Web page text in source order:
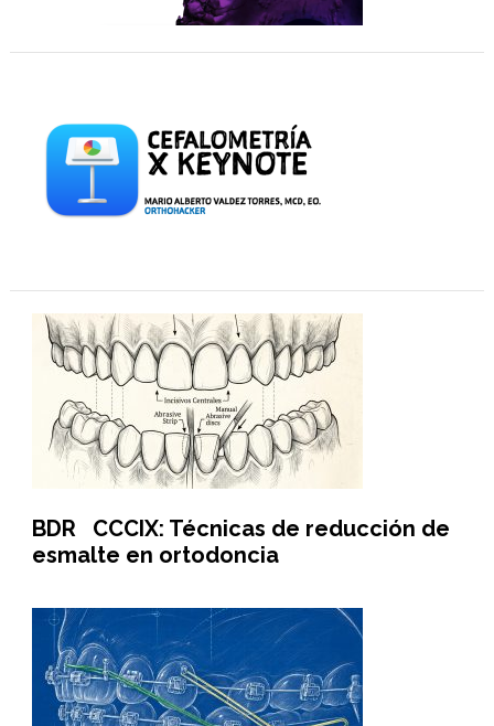
BDR CCCIX: Técnicas de reducción de
esmalte en ortodoncia